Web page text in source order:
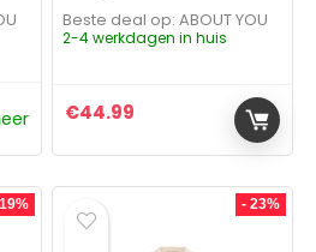
€139.99.
€70.00.
Beste deal op:
ABOUT YOU
2-4 werkdagen in huis
€44.99
- 23%